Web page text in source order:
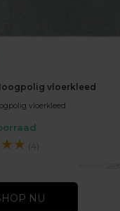
vloerkleed
vloerkleed
★★ (4)
NU